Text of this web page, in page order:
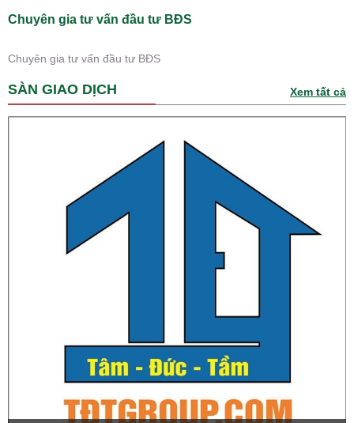
Chuyên gia tư vấn đầu tư BĐS
Chuyên gia tư vấn đầu tư BĐS
SÀN GIAO DỊCH Xem tất cả